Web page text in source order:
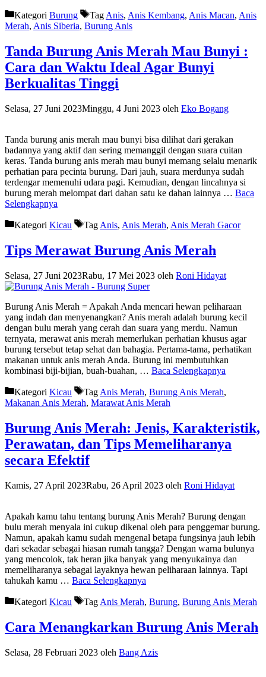
Kategori Burung Tag Anis, Anis Kembang, Anis Macan, Anis
Merah, Anis Siberia, Burung Anis
Tanda Burung Anis Merah Mau Bunyi :
Cara dan Waktu Ideal Agar Bunyi
Berkualitas Tinggi
Selasa, 27 Juni 2023Minggu, 4 Juni 2023 oleh Eko Bogang
Tanda burung anis merah mau bunyi bisa dilihat dari gerakan
badannya yang aktif dan sering memanggil dengan suara cuitan
keras. Tanda burung anis merah mau bunyi memang selalu menarik
perhatian para pecinta burung. Dari jauh, suara merdunya sudah
terdengar memenuhi udara pagi. Kemudian, dengan lincahnya si
burung merah melompat dari dahan satu ke dahan lainnya … Baca
Selengkapnya
Kategori Kicau Tag Anis, Anis Merah, Anis Merah Gacor
Tips Merawat Burung Anis Merah
Selasa, 27 Juni 2023Rabu, 17 Mei 2023 oleh Roni Hidayat
Burung Anis Merah = Apakah Anda mencari hewan peliharaan
yang indah dan menyenangkan? Anis merah adalah burung kecil
dengan bulu merah yang cerah dan suara yang merdu. Namun
ternyata, merawat anis merah memerlukan perhatian khusus agar
burung tersebut tetap sehat dan bahagia. Pertama-tama, perhatikan
makanan untuk anis merah Anda. Burung ini membutuhkan
kombinasi biji-bijian, buah-buahan, … Baca Selengkapnya
Kategori Kicau Tag Anis Merah, Burung Anis Merah,
Makanan Anis Merah, Marawat Anis Merah
Burung Anis Merah: Jenis, Karakteristik,
Perawatan, dan Tips Memeliharanya
secara Efektif
Kamis, 27 April 2023Rabu, 26 April 2023 oleh Roni Hidayat
Apakah kamu tahu tentang burung Anis Merah? Burung dengan
bulu merah menyala ini cukup dikenal oleh para penggemar burung.
Namun, apakah kamu sudah mengenal betapa fungsinya jauh lebih
dari sekadar sebagai hiasan rumah tangga? Dengan warna bulunya
yang mencolok, tak heran jika banyak yang menyukainya dan
memeliharanya sebagai layaknya hewan peliharaan lainnya. Tapi
tahukah kamu … Baca Selengkapnya
Kategori Kicau Tag Anis Merah, Burung, Burung Anis Merah
Cara Menangkarkan Burung Anis Merah
Selasa, 28 Februari 2023 oleh Bang Azis